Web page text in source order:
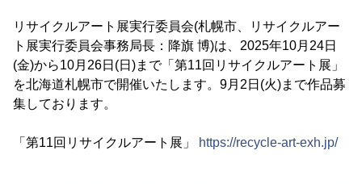
リサイクルアート展実行委員会(札幌市、リサイクルアー
ト展実行委員会事務局長：降旗 博)は、2025年10月24日
(金)から10月26日(日)まで「第11回リサイクルアート展」
を北海道札幌市で開催いたします。9月2日(火)まで作品募
集しております。
「第11回リサイクルアート展」 https://recycle-art-exh.jp/